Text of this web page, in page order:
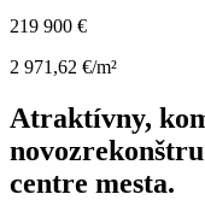
219 900 €
2 971,62 €/m²
Atraktívny,
centre mesta.